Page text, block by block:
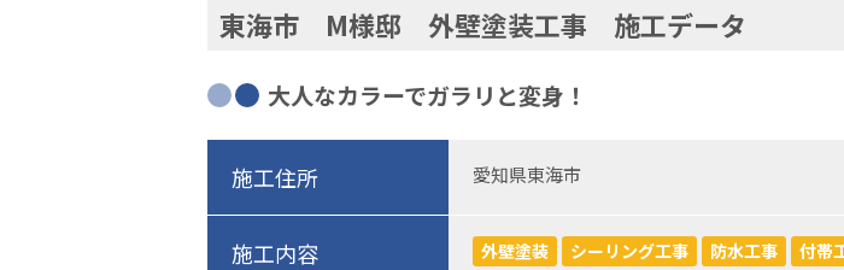
東海市 M様邸 外壁塗装工事 施工データ
大人なカラーでガラリと変身！
施工住所 愛知県東海市
施工内容 外壁塗装 シーリング工事 防水工事 付帯